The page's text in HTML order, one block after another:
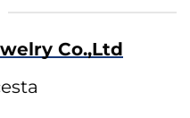
Co.,ltd